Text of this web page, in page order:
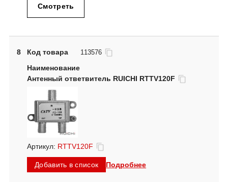
Смотреть
8 Код товара 113576
Антенный ответвитель RUICHI RTTV120F
Артикул: RTTV120F
Добавить в список Подробнее